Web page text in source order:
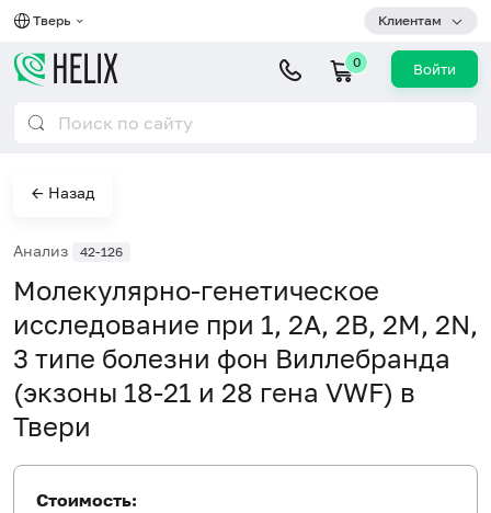
Тверь Клиентам
0 Войти
← Назад
Анализ 42-126
Молекулярно-генетическое
исследование при 1, 2А, 2В, 2М, 2N,
3 типе болезни фон Виллебранда
(экзоны 18-21 и 28 гена VWF) в
Твери
Стоимость: